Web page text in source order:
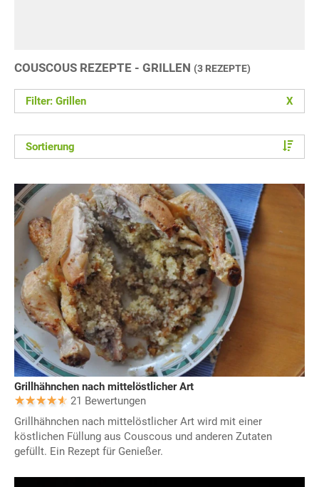
COUSCOUS REZEPTE - GRILLEN (3 REZEPTE)
Filter: Grillen X
Sortierung
Grillhähnchen nach mittelöstlicher Art
21 Bewertungen
Grillhähnchen nach mittelöstlicher Art wird mit einer
köstlichen Füllung aus Couscous und anderen Zutaten
gefüllt. Ein Rezept für Genießer.